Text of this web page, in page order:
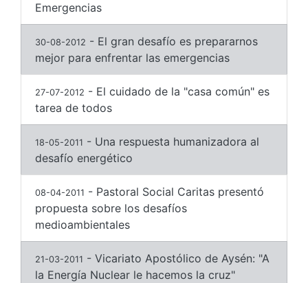
Emergencias
30-08-2012 - El gran desafío es prepararnos
mejor para enfrentar las emergencias
27-07-2012 - El cuidado de la "casa común" es
tarea de todos
18-05-2011 - Una respuesta humanizadora al
desafío energético
08-04-2011 - Pastoral Social Caritas presentó
propuesta sobre los desafíos
medioambientales
21-03-2011 - Vicariato Apostólico de Aysén: "A
la Energía Nuclear le hacemos la cruz"